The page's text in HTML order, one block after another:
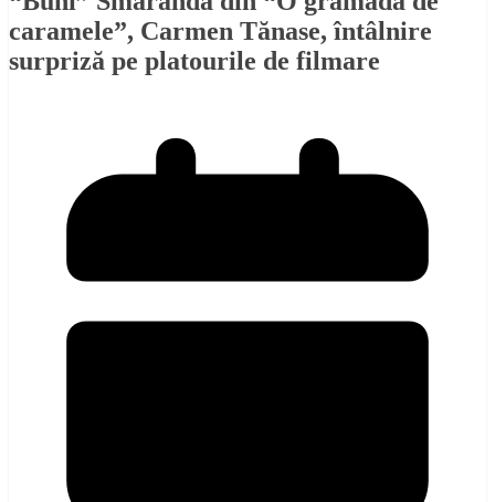
caramele”, Carmen Tănase, întâlnire
surpriză pe platourile de filmare